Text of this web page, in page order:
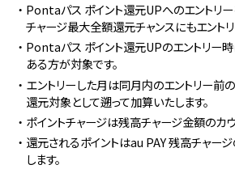
・Pontaパス ポイント還元UPへのエントリーをもって、 au PAY 残高
チャージ最大全額還元チャンスにもエント
・Pontaパス ポイント還元UPのエントリー時に、Pontaパス会員で
ある方が対象です。
・エントリーした月は同月内のエントリー前のau PAY 残高チャージも
還元対象として遡って加算いたします。
・ポイントチャージは残高チャージ金額のカ
・還元されるポイントはau PAY 残高チャージの翌月中旬以降に加算
します。